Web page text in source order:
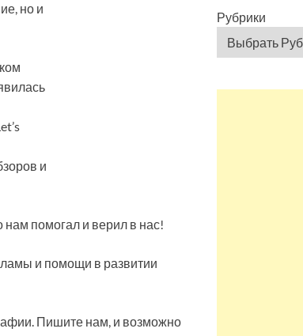
но и
и
нам помогал и верил в нас!
и помощи в развитии
Пишите нам, и возможно
Рубрики